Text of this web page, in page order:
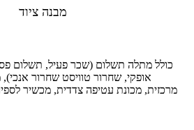
מבנה ציוד
כולל מתלה תשלום (שכר פעיל, תשלום
אופקי, שחרור טוויסט שחרור
מרכזית, מכונת עטיפה צדדית, מכשיר